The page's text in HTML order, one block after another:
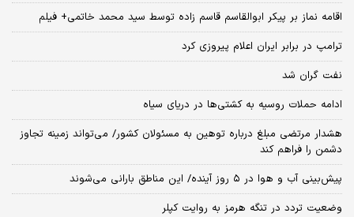
اقامه نماز بر پیکر ابوالقاسم قاسم زاده توسط سید محمد خاتمی+ فیلم
ترامپ در برابر ایران اعلام پیروزی کرد
نفت گران شد
ادامه حملات روسیه به کشتی‌ها در دریای سیاه
هشدار مرتضی مبلغ درباره توهین به مسئولان کشور/ می‌تواند زمینه تجاوز
دشمن را فراهم کند
پیش‌بینی آب و هوا در ۵ روز آینده/ این مناطق بارانی می‌شوند
وضعیت تردد در تنگه هرمز به روایت کپلر